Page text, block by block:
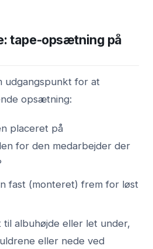
tape-opsætning på
udgangspunkt for at
opsætning:
placeret på
for den medarbejder der
fast (monteret) frem for løst
til albuhøjde eller let under,
eller nede ved